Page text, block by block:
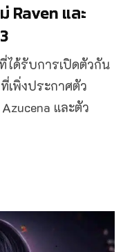
Raven และ
ได้รับการเปิดตัวกัน
เพิ่งประกาศตัว
และตัว